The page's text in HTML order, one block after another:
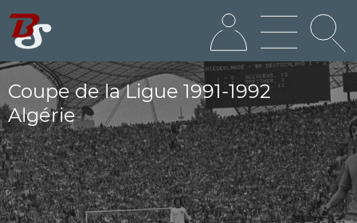
Coupe de la Ligue 1991-1992
Algérie